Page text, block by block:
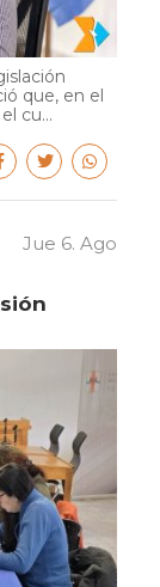
que, en el
cu...
Jue 6. Ago